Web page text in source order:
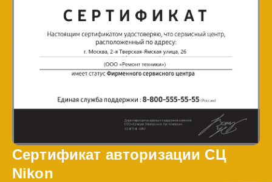
Сертификат авторизации СЦ
Nikon